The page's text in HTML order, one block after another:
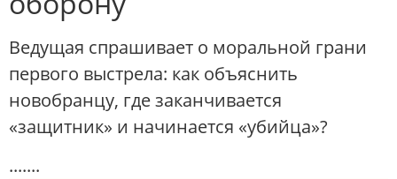
Ведущая спрашивает о моральной грани
первого выстрела: как объяснить
новобранцу, где заканчивается
«защитник» и начинается «убийца»?
.......